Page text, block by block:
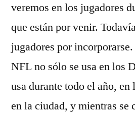
veremos en los jugadores
que están por venir.
jugadores por
NFL no sólo se usa en los
usa durante todo el año, en
en la ciudad, y mientras se